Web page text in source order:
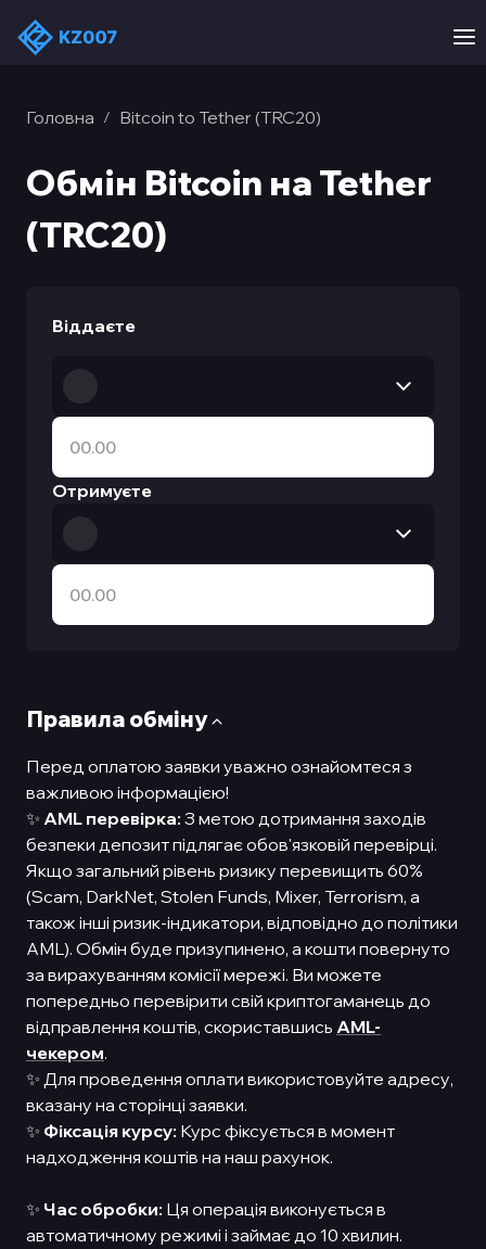
Головна / Bitcoin to Tether (TRC20)
Обмін Bitcoin на Tether
(TRC20)
Правила обмiну
Перед оплатою заявки уважно ознайомтеся з
важливою інформацією!
✨ AML перевірка: З метою дотримання заходів
безпеки депозит підлягає обов'язковій перевірці.
Якщо загальний рівень ризику перевищить 60%
(Scam, DarkNet, Stolen Funds, Mixer, Terrorism, а
також інші ризик-індикатори, відповідно до політики
AML). Обмін буде призупинено, а кошти повернуто
за вирахуванням комісії мережі. Ви можете
попередньо перевірити свій криптогаманець до
відправлення коштів, скориставшись AML-
чекером.
✨ Для проведення оплати використовуйте адресу,
вказану на сторінці заявки.
✨ Фіксація курсу: Курс фіксується в момент
надходження коштів на наш рахунок.
✨ Час обробки: Ця операція виконується в
автоматичному режимі і займає до 10 хвилин.
Віддаєте
Отримуєте